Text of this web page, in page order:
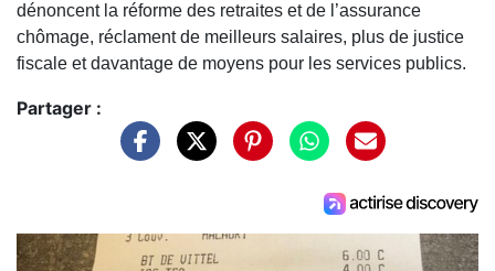
dénoncent la réforme des retraites et de l’assurance
chômage, réclament de meilleurs salaires, plus de justice
fiscale et davantage de moyens pour les services publics.
Partager :